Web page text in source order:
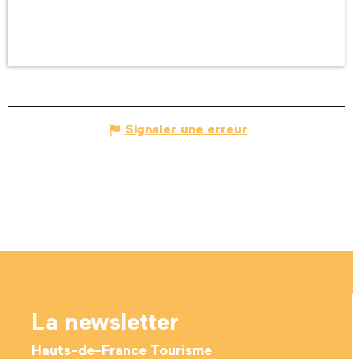
Signaler une erreur
La newsletter
Hauts-de-France Tourisme